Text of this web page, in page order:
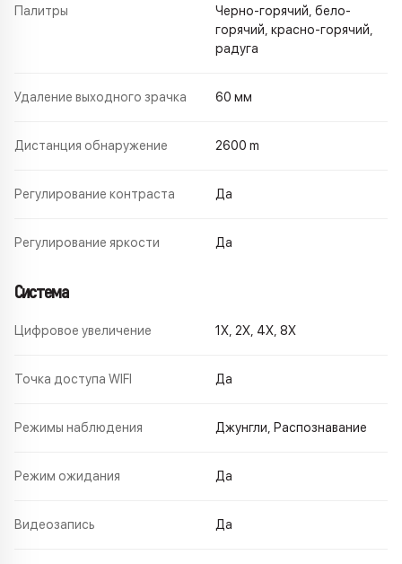
Палитры
Черно-горячий, бело-
горячий, красно-горячий,
радуга
Удаление выходного зрачка 60 мм
Дистанция обнаружение 2600 m
Регулирование контраста Да
Регулирование яркости Да
Система
Цифровое увеличение 1X, 2X, 4X, 8X
Точка доступа WIFI Да
Режимы наблюдения Джунгли, Распознавание
Режим ожидания Да
Видеозапись Да